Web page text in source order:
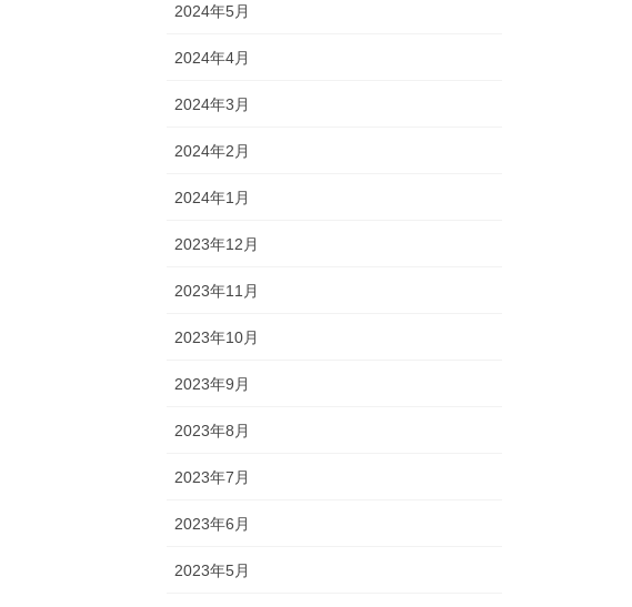
2024年5月
2024年4月
2024年3月
2024年2月
2024年1月
2023年12月
2023年11月
2023年10月
2023年9月
2023年8月
2023年7月
2023年6月
2023年5月